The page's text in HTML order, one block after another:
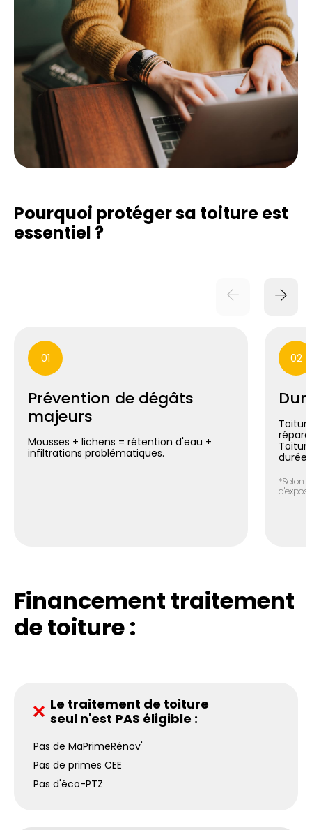
Pourquoi protéger sa toiture est
essentiel ?
01
Prévention de dégâts
majeurs
Mousses + lichens = rétention d'eau +
infiltrations problématiques.
02
*Selon
Financement traitement
de toiture :
Le traitement de toiture
seul n'est PAS éligible :
Pas de MaPrimeRénov'
Pas de primes CEE
Pas d'éco-PTZ